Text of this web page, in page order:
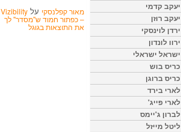
מאור קפלנסקי על Vizibility
– כפתור חמוד ש"מסדר" לך
את התוצאות בגוגל
יעקב קדמי
יעקב רוזן
ירדן לוינסקי
ירוו לונדון
ישראל ישראלי
כריס בוש
כריס ברוגן
לארי בירד
לארי פייג'
לברון ג'יימס
ליטל מייזל